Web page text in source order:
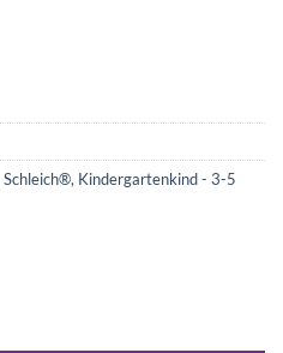
Schleich®, Kindergartenkind - 3-5